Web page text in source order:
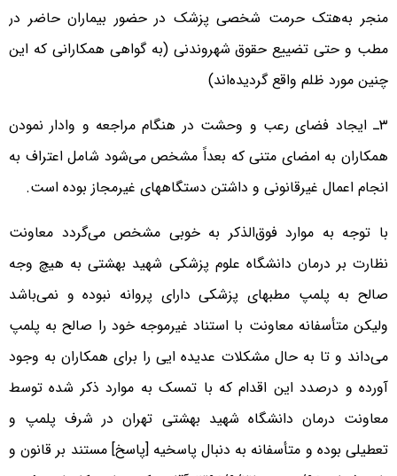
منجر به‌هتک حرمت شخصی پزشک در حضور بیماران حاضر در
مطب و حتی تضییع حقوق شهروندنی (به گواهی همکارانی که این
چنین مورد ظلم واقع گردیده‌اند)
۳ـ ایجاد فضای رعب و وحشت در هنگام مراجعه و وادار نمودن
همکاران به امضای متنی که بعداً مشخص می‌شود شامل اعتراف به
انجام اعمال غیرقانونی و داشتن دستگاههای غیرمجاز بوده است.
با توجه به موارد فوق‌الذکر به خوبی مشخص می‌گردد معاونت
نظارت بر درمان دانشگاه علوم پزشکی شهید بهشتی به هیچ وجه
صالح به پلمپ مطبهای پزشکی دارای پروانه نبوده و نمی‌باشد
ولیکن متأسفانه معاونت با استناد غیرموجه خود را صالح به پلمپ
می‌داند و تا به حال مشکلات عدیده ایی را برای همکاران به وجود
آورده و درصدد این اقدام که با تمسک به موارد ذکر شده توسط
معاونت درمان دانشگاه شهید بهشتی تهران در شرف پلمپ و
تعطیلی بوده و متأسفانه به دنبال پاسخیه [پاسخ] مستند بر قانون و